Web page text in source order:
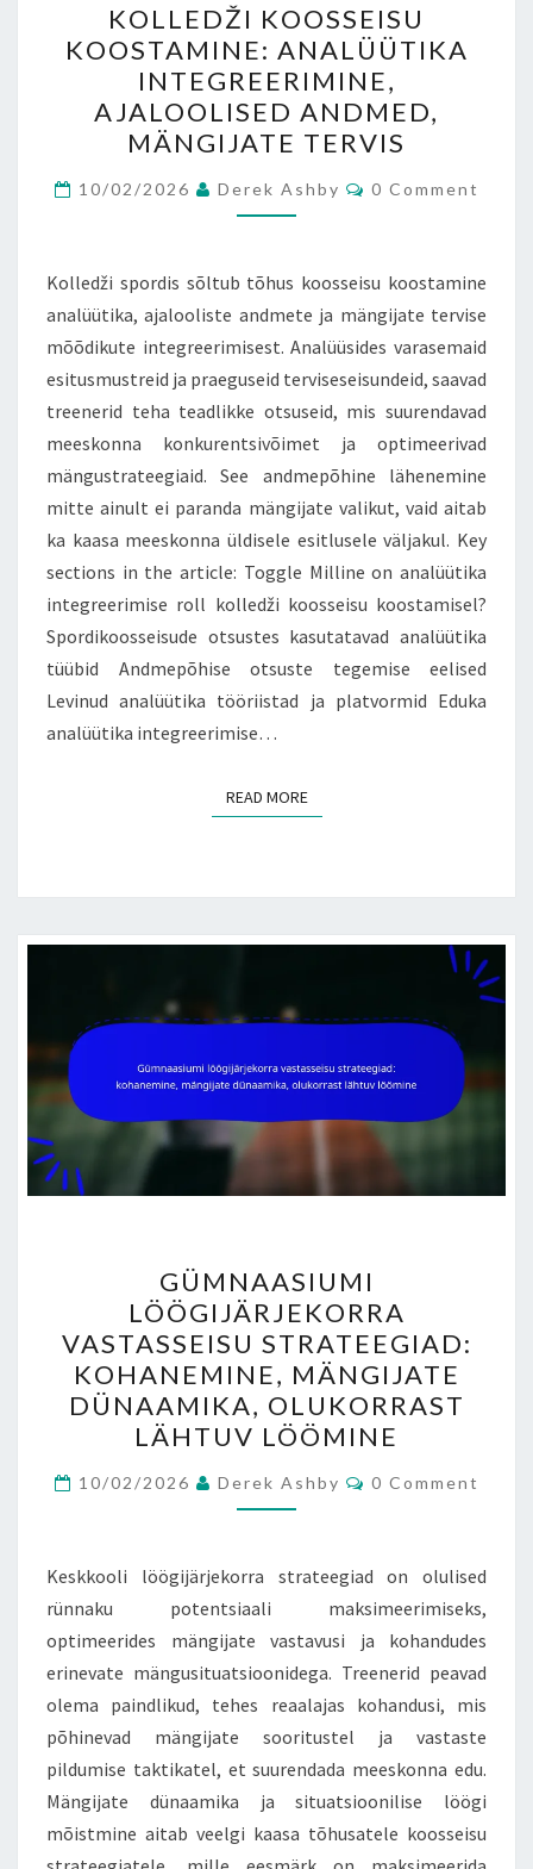
KOOSSEISU
KOOSTAMINE:
ANALÜÜTIKA
INTEGREERIMINE,
AJALOOLISED
ANDMED,
MÄNGIJATE
KOLLEDŽI KOOSSEISU
KOOSTAMINE: ANALÜÜTIKA
INTEGREERIMINE,
AJALOOLISED ANDMED,
MÄNGIJATE TERVIS
10/02/2026 Derek Ashby Comments
0 Comment
Kolledži spordis sõltub tõhus koosseisu koostamine
analüütika, ajalooliste andmete ja mängijate tervise
mõõdikute integreerimisest. Analüüsides varasemaid
esitusmustreid ja praeguseid terviseseisundeid, saavad
treenerid teha teadlikke otsuseid, mis suurendavad
meeskonna konkurentsivõimet ja optimeerivad
mängustrateegiaid. See andmepõhine lähenemine
mitte ainult ei paranda mängijate valikut, vaid aitab
ka kaasa meeskonna üldisele esitlusele väljakul. Key
sections in the article: Toggle Milline on analüütika
integreerimise roll kolledži koosseisu koostamisel?
Spordikoosseisude otsustes kasutatavad analüütika
tüübid Andmepõhise otsuste tegemise eelised
Levinud analüütika tööriistad ja platvormid Eduka
analüütika integreerimise…
READ MOREREAD MORE
LÖÖGIJÄRJEKORRA
VASTASSEISU
STRATEEGIAD:
KOHANEMINE,
MÄNGIJATE
DÜNAAMIKA,
OLUKORRAST
LÄHTUV
GÜMNAASIUMI
LÖÖGIJÄRJEKORRA
VASTASSEISU STRATEEGIAD:
KOHANEMINE, MÄNGIJATE
DÜNAAMIKA, OLUKORRAST
LÄHTUV LÖÖMINE
10/02/2026 Derek Ashby Comments
0 Comment
Keskkooli löögijärjekorra strateegiad on olulised
rünnaku potentsiaali maksimeerimiseks,
optimeerides mängijate vastavusi ja kohandudes
erinevate mängusituatsioonidega. Treenerid peavad
olema paindlikud, tehes reaalajas kohandusi, mis
põhinevad mängijate sooritustel ja vastaste
pildumise taktikatel, et suurendada meeskonna edu.
Mängijate dünaamika ja situatsioonilise löögi
mõistmine aitab veelgi kaasa tõhusatele koosseisu